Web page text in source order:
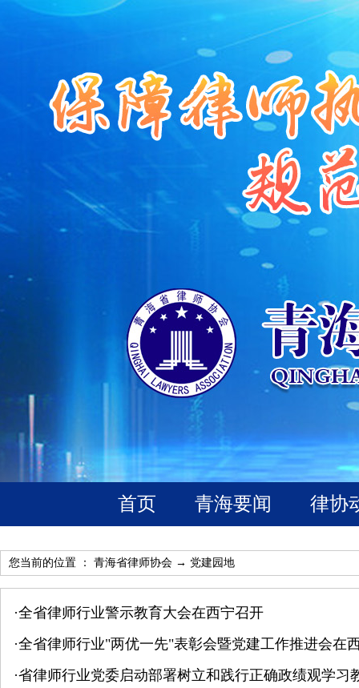
首页 青海要闻 律协
您当前的位置 ： 青海省律师协会 → 党建园地
·全省律师行业警示教育大会在西宁召开
·全省律师行业"两优一先"表彰会暨党建工作推进会在
·省律师行业党委启动部署树立和践行正确政绩观学习